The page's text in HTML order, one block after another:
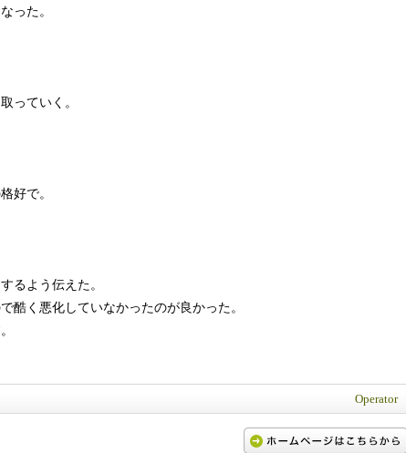
った。
っていく。
好で。
るよう伝えた。
酷く悪化していなかったのが良かった。
Operator